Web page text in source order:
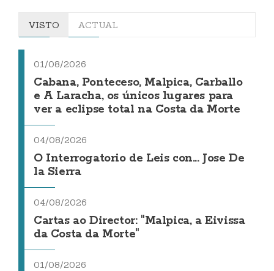
VISTO ACTUAL
01/08/2026
Cabana, Ponteceso, Malpica, Carballo
e A Laracha, os únicos lugares para
ver a eclipse total na Costa da Morte
04/08/2026
O Interrogatorio de Leis con... Jose De
la Sierra
04/08/2026
Cartas ao Director: "Malpica, a Eivissa
da Costa da Morte"
01/08/2026